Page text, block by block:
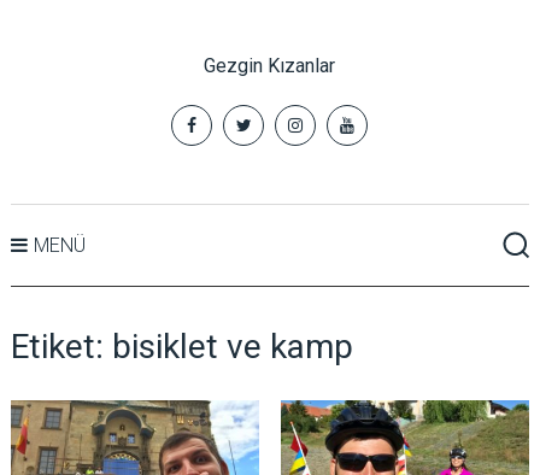
Gezgin Kızanlar
MENÜ
Etiket: bisiklet ve kamp